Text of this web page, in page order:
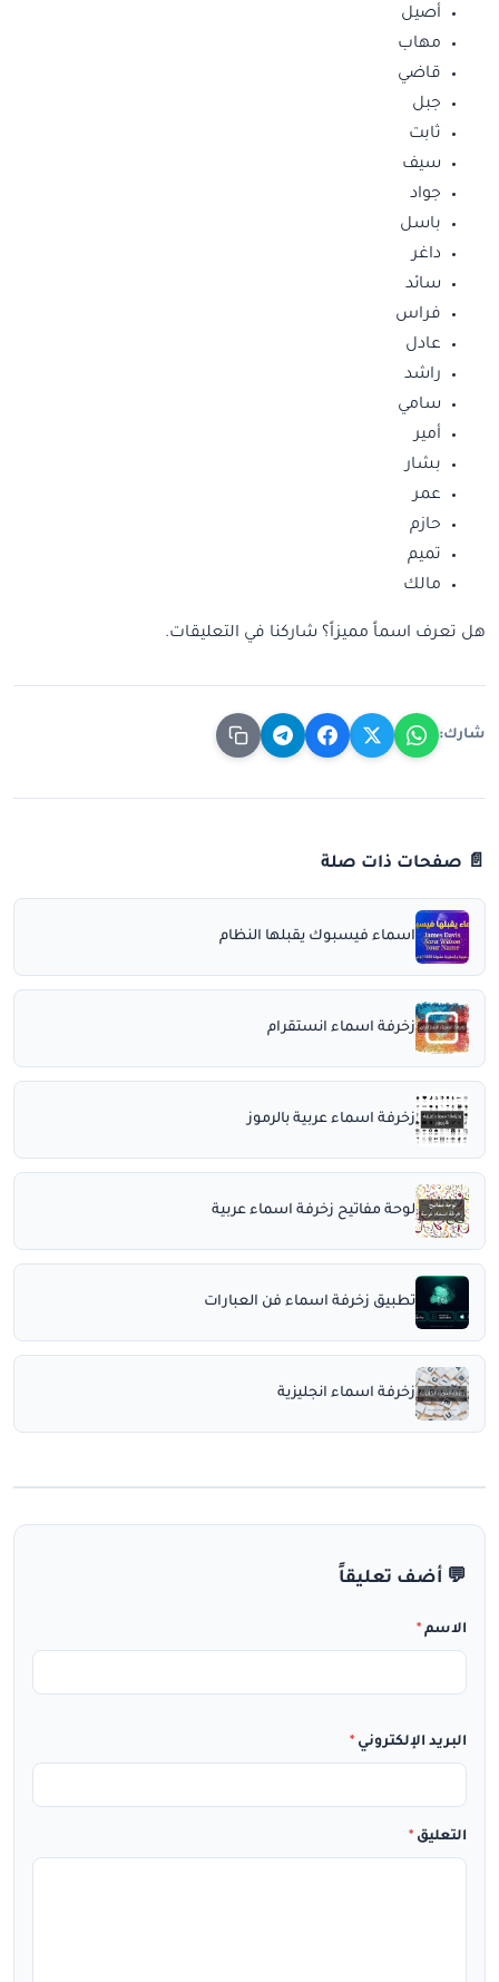
أصيل
مهاب
قاضي
جبل
ثابت
سيف
جواد
باسل
داغر
سائد
فراس
عادل
راشد
سامي
أمير
بشار
عمر
حازم
تميم
مالك
هل تعرف اسماً مميزاً؟ شاركنا في التعليقات.
شارك:
📄 صفحات ذات صلة
اسماء فيسبوك يقبلها النظام
زخرفة اسماء انستقرام
زخرفة اسماء عربية بالرموز
لوحة مفاتيح زخرفة اسماء عربية
تطبيق زخرفة اسماء فن العبارات
زخرفة اسماء انجليزية
💬 أضف تعليقاً
الاسم *
البريد الإلكتروني *
التعليق *